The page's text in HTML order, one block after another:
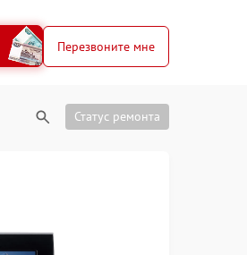
Перезвоните мне
Статус ремонта